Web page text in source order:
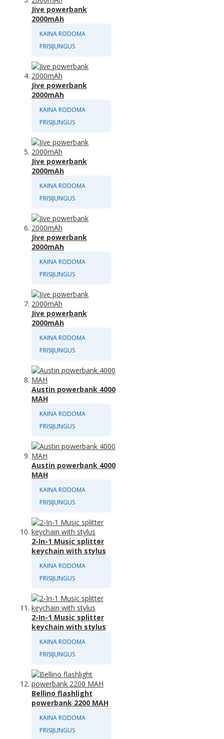
Jive powerbank
2000mAh
KAINA RODOMA
PRISIJUNGUS
Jive powerbank
2000mAh
KAINA RODOMA
PRISIJUNGUS
Jive powerbank
2000mAh
KAINA RODOMA
PRISIJUNGUS
Jive powerbank
2000mAh
KAINA RODOMA
PRISIJUNGUS
Jive powerbank
2000mAh
KAINA RODOMA
PRISIJUNGUS
Austin powerbank 4000
MAH
KAINA RODOMA
PRISIJUNGUS
Austin powerbank 4000
MAH
KAINA RODOMA
PRISIJUNGUS
2-In-1 Music splitter
keychain with stylus
KAINA RODOMA
PRISIJUNGUS
2-In-1 Music splitter
keychain with stylus
KAINA RODOMA
PRISIJUNGUS
Bellino flashlight
powerbank 2200 MAH
KAINA RODOMA
PRISIJUNGUS